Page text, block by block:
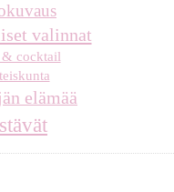
valinnat
cocktail
elämää